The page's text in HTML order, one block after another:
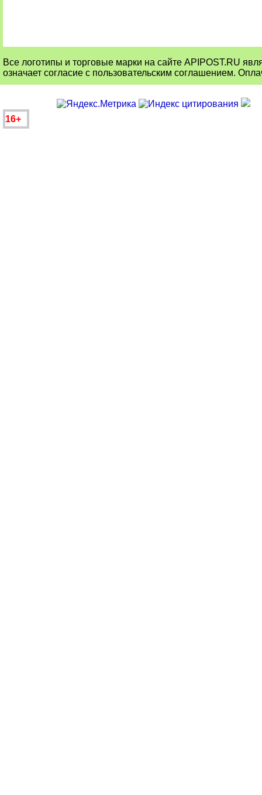
Все логотипы и торговые марки на сайте APIPOST.RU
означает согласие с пользовательским соглашением.
16+